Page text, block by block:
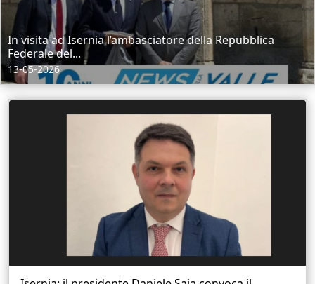
In visita ad Isernia l’ambasciatore della Repubblica
Federale del...
13-05-2026